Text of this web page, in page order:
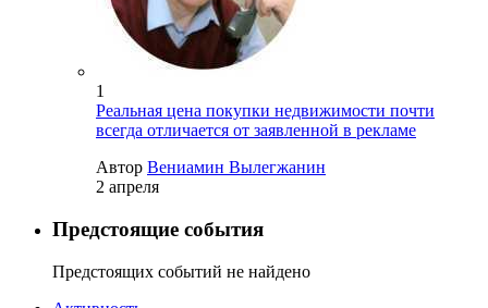
1
Реальная цена покупки недвижимости почти
всегда отличается от заявленной в рекламе
Автор Вениамин Вылегжанин
2 апреля
Предстоящие события
Предстоящих событий не найдено